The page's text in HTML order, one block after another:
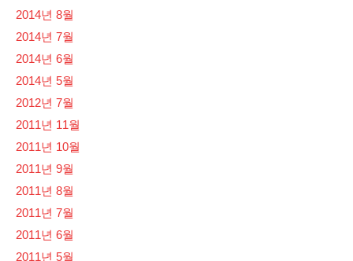
2014년 8월
2014년 7월
2014년 6월
2014년 5월
2012년 7월
2011년 11월
2011년 10월
2011년 9월
2011년 8월
2011년 7월
2011년 6월
2011년 5월